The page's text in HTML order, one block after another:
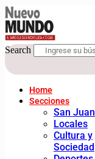
Search
Home
Secciones
San Juan
Locales
Cultura y
Sociedad